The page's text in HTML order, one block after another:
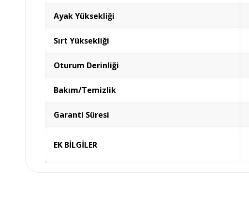
Ayak Yüksekliği
Sırt Yüksekliği
Oturum Derinliği
Bakım/Temizlik
Garanti Süresi
EK BİLGİLER